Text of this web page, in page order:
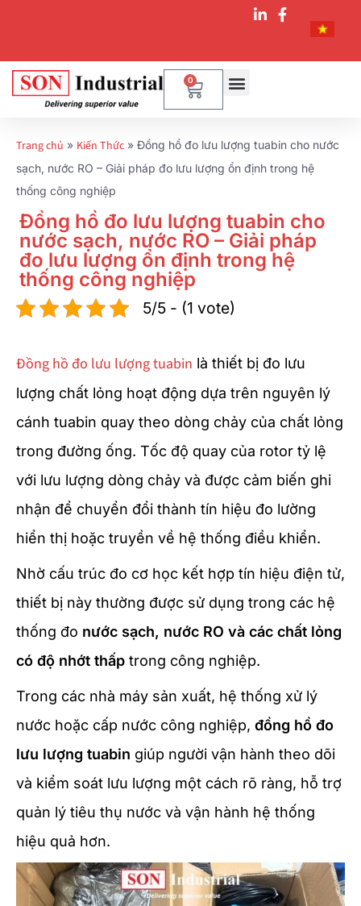
0
Trang chủ » Kiến Thức » Đồng hồ đo lưu lượng tuabin cho nước
sạch, nước RO – Giải pháp đo lưu lượng ổn định trong hệ
thống công nghiệp
Đồng hồ đo lưu lượng tuabin cho
nước sạch, nước RO – Giải pháp
đo lưu lượng ổn định trong hệ
thống công nghiệp
5/5 - (1 vote)
Đồng hồ đo lưu lượng tuabin là thiết bị đo lưu
lượng chất lỏng hoạt động dựa trên nguyên lý
cánh tuabin quay theo dòng chảy của chất lỏng
trong đường ống. Tốc độ quay của rotor tỷ lệ
với lưu lượng dòng chảy và được cảm biến ghi
nhận để chuyển đổi thành tín hiệu đo lường
hiển thị hoặc truyền về hệ thống điều khiển.
Nhờ cấu trúc đo cơ học kết hợp tín hiệu điện tử,
thiết bị này thường được sử dụng trong các hệ
thống đo nước sạch, nước RO và các chất lỏng
có độ nhớt thấp trong công nghiệp.
Trong các nhà máy sản xuất, hệ thống xử lý
nước hoặc cấp nước công nghiệp, đồng hồ đo
lưu lượng tuabin giúp người vận hành theo dõi
và kiểm soát lưu lượng một cách rõ ràng, hỗ trợ
quản lý tiêu thụ nước và vận hành hệ thống
hiệu quả hơn.